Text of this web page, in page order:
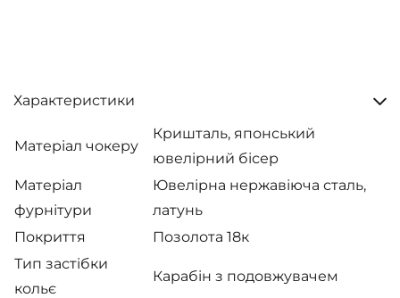
Характеристики
Матеріал чокеру
Кришталь, японський
ювелірний бісер
Матеріал
фурнітури
Ювелірна нержавіюча сталь,
латунь
Покриття
Позолота 18к
Тип застібки
кольє
Карабін з подовжувачем